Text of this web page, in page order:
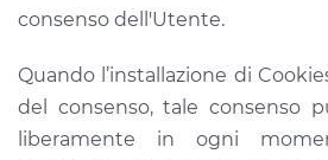
consenso dell'Utente.
Quando l’installazione di
del consenso, tale consenso
liberamente in ogni